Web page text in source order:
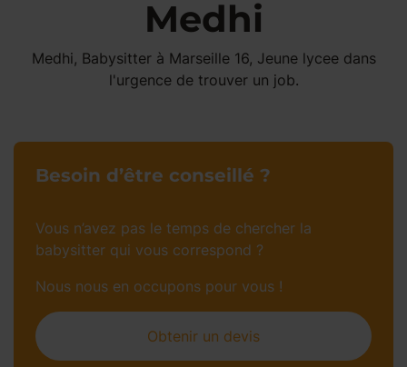
Medhi
Medhi, Babysitter à Marseille 16, Jeune lycee dans
l'urgence de trouver un job.
Besoin d’être conseillé ?
Vous n’avez pas le temps de chercher la
babysitter qui vous correspond ?
Nous nous en occupons pour vous !
Obtenir un devis